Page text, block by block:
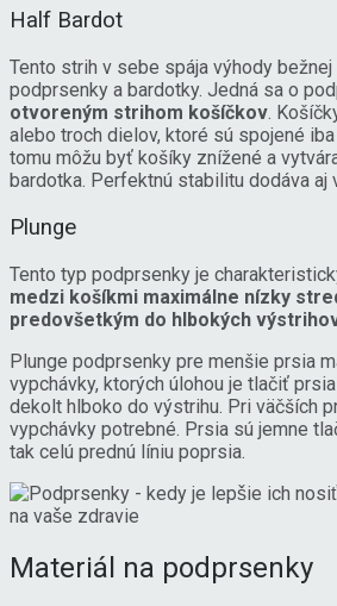
Half Bardot
Tento strih v sebe spája výhody
podprsenky a bardotky. Jedná sa o
otvoreným strihom košíčkov.
alebo troch dielov, ktoré sú spojené
tomu môžu byť košíky znížené a
bardotka. Perfektnú stabilitu dodáva aj
Plunge
Tento typ podprsenky je
medzi košíkmi maximálne nízky
predovšetkým do hlbokých
Plunge podprsenky pre menšie prsia
vypchávky, ktorých úlohou je tlačiť
dekolt hlboko do výstrihu. Pri väčších
vypchávky potrebné. Prsia sú jemne
tak celú prednú líniu poprsia.
Materiál na podprsenky